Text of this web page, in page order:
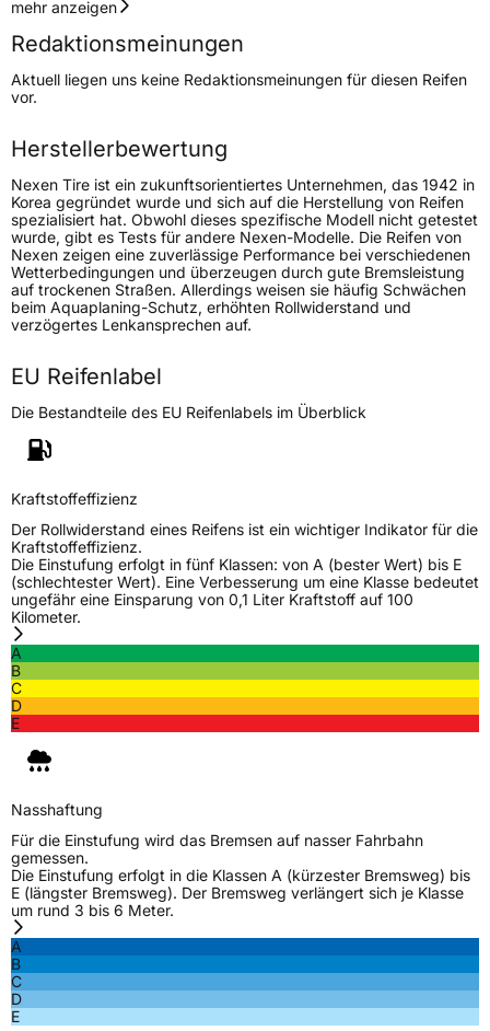
Geschwindigkeitsindex
Höchstgeschwindigkeit
240 km/h
Lastindex85
Höchstlast515 kg
Generelle Merkmale
Fahrzeugtyp PKW
VerwendungSommerreifen
ModellnameN Blue S
FahrzeugartPKW & SUV
Schlauchtyp
ZustandNeureifen
EU Label
EffizienzB
Rollgeräusch (dB)
3PMSF / Schneeflockensymbol / Alpine-SymbolNein
EPREL ID 2135897
Allgemeine Produktsicherheit (GPSR)
mehr anzeigen
Redaktionsmeinungen
Aktuell liegen uns keine Redaktionsmeinungen für diesen Reifen
vor.
Herstellerbewertung
Nexen Tire ist ein zukunftsorientiertes Unternehmen, das 1942 in
Korea gegründet wurde und sich auf die Herstellung von Reifen
spezialisiert hat. Obwohl dieses spezifische Modell nicht getestet
wurde, gibt es Tests für andere Nexen-Modelle. Die Reifen von
Nexen zeigen eine zuverlässige Performance bei verschiedenen
Wetterbedingungen und überzeugen durch gute Bremsleistung
auf trockenen Straßen. Allerdings weisen sie häufig Schwächen
beim Aquaplaning-Schutz, erhöhten Rollwiderstand und
verzögertes Lenkansprechen auf.
EU Reifenlabel
Die Bestandteile des EU Reifenlabels im Überblick
Kraftstoffeffizienz
Der Rollwiderstand eines Reifens ist ein wichtiger Indikator für die
Kraftstoffeffizienz.
Die Einstufung erfolgt in fünf Klassen: von A (bester Wert) bis E
(schlechtester Wert). Eine Verbesserung um eine Klasse bedeutet
ungefähr eine Einsparung von 0,1 Liter Kraftstoff auf 100
Kilometer.
A
B
C
D
E
Nasshaftung
Für die Einstufung wird das Bremsen auf nasser Fahrbahn
gemessen.
Die Einstufung erfolgt in die Klassen A (kürzester Bremsweg) bis
E (längster Bremsweg). Der Bremsweg verlängert sich je Klasse
um rund 3 bis 6 Meter.
A
B
C
D
E